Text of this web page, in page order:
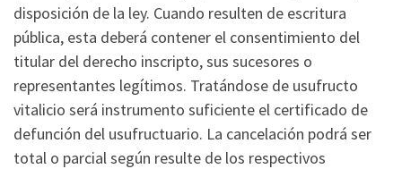
disposición de la ley. Cuando resulten de escritura
pública, esta deberá contener el consentimiento del
titular del derecho inscripto, sus sucesores o
representantes legítimos. Tratándose de usufructo
vitalicio será instrumento suficiente el certificado de
defunción del usufructuario. La cancelación podrá ser
total o parcial según resulte de los respectivos